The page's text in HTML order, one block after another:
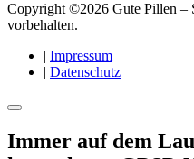
Copyright ©2026 Gute Pillen –
vorbehalten.
| Impressum
| Datenschutz
Immer auf dem